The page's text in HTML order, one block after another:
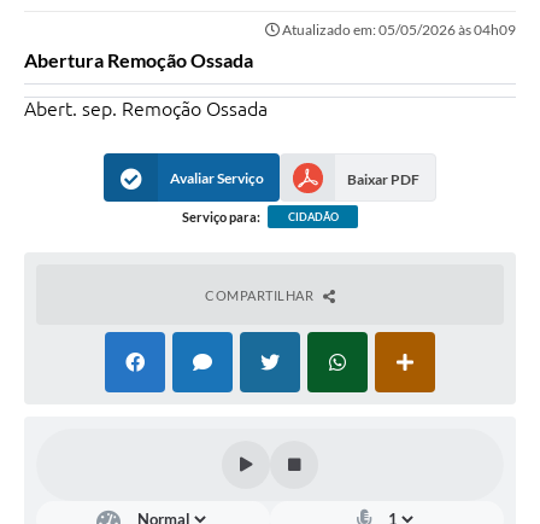
Atualizado em: 05/05/2026 às 04h09
Abertura Remoção Ossada
Abert. sep. Remoção Ossada
Avaliar Serviço Baixar PDF
Serviço para: CIDADÃO
COMPARTILHAR